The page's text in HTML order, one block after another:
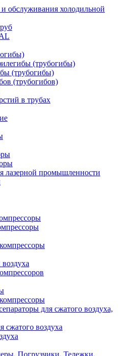
обслуживания холодильной
(трубогибы)
(трубогибы)
(трубогибов)
в трубах
лазерной промышленности
для сжатого воздуха,
сжатого воздуха
Погрузчики, Тележки,